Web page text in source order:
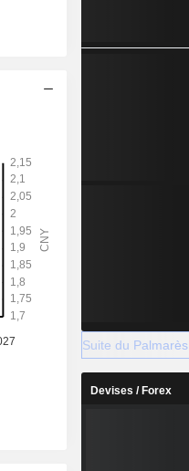
Suite du Palmarès
Devises / Forex